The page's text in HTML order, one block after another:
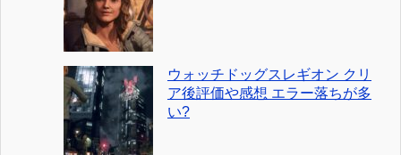
ウォッチドッグスレギオン クリ
ア後評価や感想 エラー落ちが多
い?